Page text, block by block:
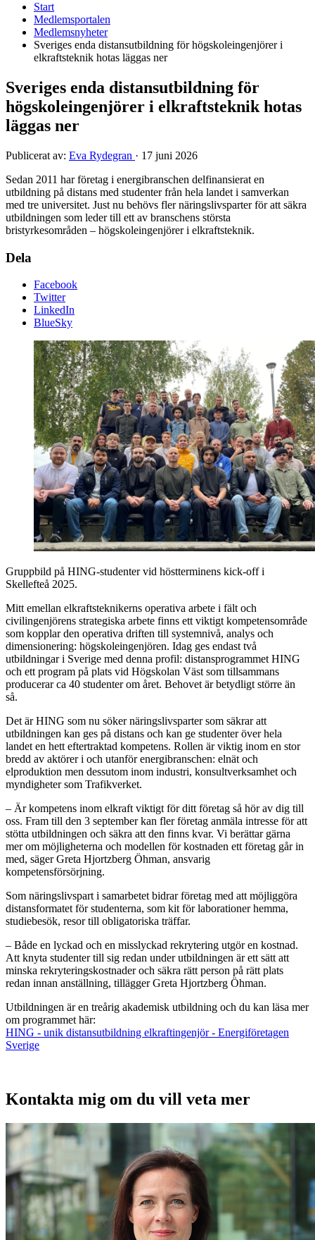
Start
Medlemsportalen
Medlemsnyheter
Sveriges enda distansutbildning för högskoleingenjörer i
elkraftsteknik hotas läggas ner
Sveriges enda distansutbildning för
högskoleingenjörer i elkraftsteknik hotas
läggas ner
Publicerat av: Eva Rydegran · 17 juni 2026
Sedan 2011 har företag i energibranschen delfinansierat en
utbildning på distans med studenter från hela landet i samverkan
med tre universitet. Just nu behövs fler näringslivsparter för att säkra
utbildningen som leder till ett av branschens största
bristyrkesområden – högskoleingenjörer i elkraftsteknik.
Dela
Facebook
Twitter
LinkedIn
BlueSky
Gruppbild på HING-studenter vid höstterminens kick-off i
Skellefteå 2025.
Mitt emellan elkraftsteknikerns operativa arbete i fält och
civilingenjörens strategiska arbete finns ett viktigt kompetensområde
som kopplar den operativa driften till systemnivå, analys och
dimensionering: högskoleingenjören. Idag ges endast två
utbildningar i Sverige med denna profil: distansprogrammet HING
och ett program på plats vid Högskolan Väst som tillsammans
producerar ca 40 studenter om året. Behovet är betydligt större än
så.
Det är HING som nu söker näringslivsparter som säkrar att
utbildningen kan ges på distans och kan ge studenter över hela
landet en hett eftertraktad kompetens. Rollen är viktig inom en stor
bredd av aktörer i och utanför energibranschen: elnät och
elproduktion men dessutom inom industri, konsultverksamhet och
myndigheter som Trafikverket.
– Är kompetens inom elkraft viktigt för ditt företag så hör av dig till
oss. Fram till den 3 september kan fler företag anmäla intresse för att
stötta utbildningen och säkra att den finns kvar. Vi berättar gärna
mer om möjligheterna och modellen för kostnaden ett företag går in
med, säger Greta Hjortzberg Öhman, ansvarig
kompetensförsörjning.
Som näringslivspart i samarbetet bidrar företag med att möjliggöra
distansformatet för studenterna, som kit för laborationer hemma,
studiebesök, resor till obligatoriska träffar.
– Både en lyckad och en misslyckad rekrytering utgör en kostnad.
Att knyta studenter till sig redan under utbildningen är ett sätt att
minska rekryteringskostnader och säkra rätt person på rätt plats
redan innan anställning, tillägger Greta Hjortzberg Öhman.
Utbildningen är en treårig akademisk utbildning och du kan läsa mer
om programmet här:
HING - unik distansutbildning elkraftingenjör - Energiföretagen
Sverige
Kontakta mig om du vill veta mer